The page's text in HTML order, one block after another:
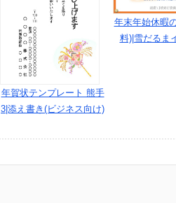
年賀状テンプレート 熊手
3|添え書き(ビジネス向け)
年末年始休暇
料)|雪だるま